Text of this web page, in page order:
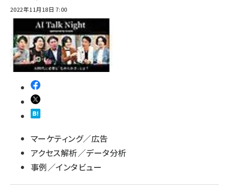
2022年11月18日 7:00
マーケティング／広告
アクセス解析／データ分析
事例／インタビュー